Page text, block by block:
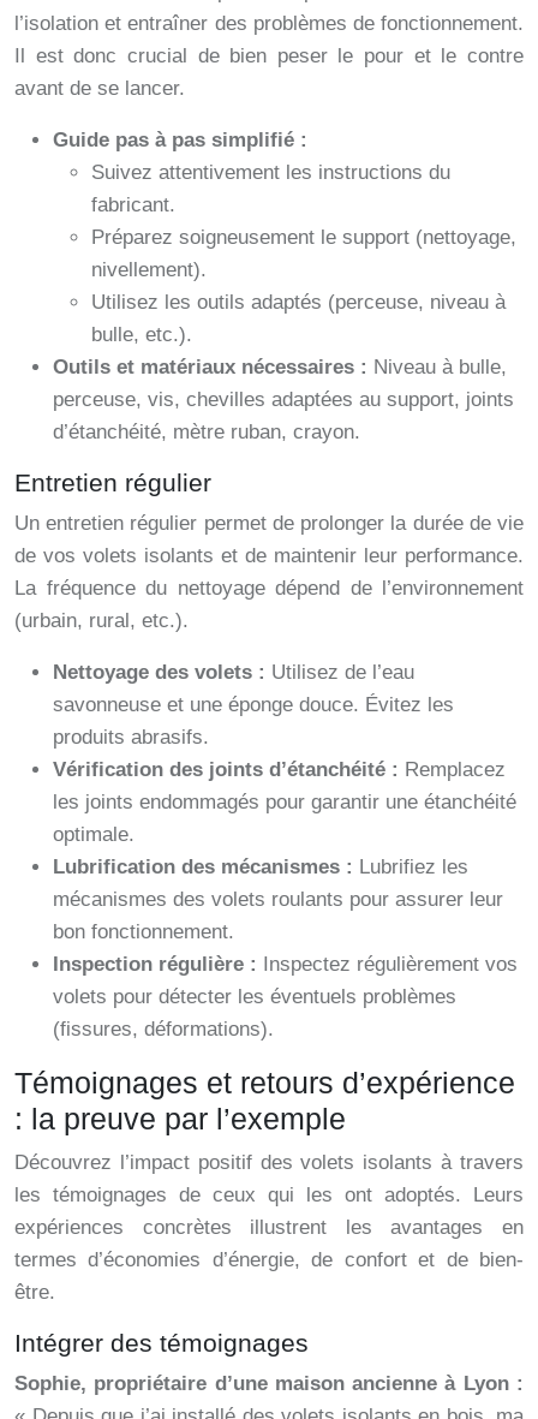
l’isolation et entraîner des problèmes de fonctionnement.
Il est donc crucial de bien peser le pour et le contre
avant de se lancer.
Guide pas à pas simplifié :
Suivez attentivement les instructions du
fabricant.
Préparez soigneusement le support (nettoyage,
nivellement).
Utilisez les outils adaptés (perceuse, niveau à
bulle, etc.).
Outils et matériaux nécessaires : Niveau à bulle,
perceuse, vis, chevilles adaptées au support, joints
d’étanchéité, mètre ruban, crayon.
Entretien régulier
Un entretien régulier permet de prolonger la durée de vie
de vos volets isolants et de maintenir leur performance.
La fréquence du nettoyage dépend de l’environnement
(urbain, rural, etc.).
Nettoyage des volets : Utilisez de l’eau
savonneuse et une éponge douce. Évitez les
produits abrasifs.
Vérification des joints d’étanchéité : Remplacez
les joints endommagés pour garantir une étanchéité
optimale.
Lubrification des mécanismes : Lubrifiez les
mécanismes des volets roulants pour assurer leur
bon fonctionnement.
Inspection régulière :
Inspectez régulièrement vos
volets pour détecter les éventuels problèmes
(fissures, déformations).
Témoignages et retours d’expérience
: la preuve par l’exemple
Découvrez l’impact positif des volets isolants à travers
les témoignages de ceux qui les ont adoptés. Leurs
expériences concrètes illustrent les avantages en
termes d’économies d’énergie, de confort et de bien-
être.
Intégrer des témoignages
Sophie, propriétaire d’une maison ancienne à Lyon :